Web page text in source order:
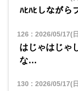
ﾊﾋﾊﾋしながら
126 : 2026/05/17(
はじゃはじゃ
な…
130 : 2026/05/17(